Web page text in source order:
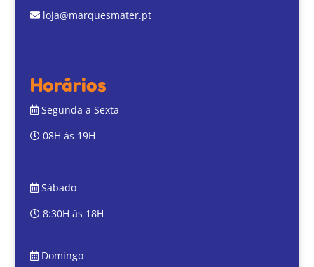
loja@marquesmater.pt
Horários
Segunda a Sexta
08H às 19H
Sábado
8:30H às 18H
Domingo